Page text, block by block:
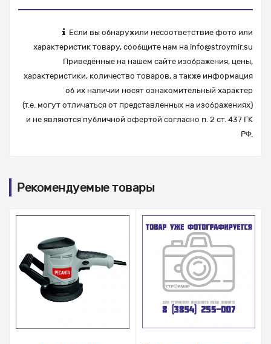
Если вы обнаружили несоответствие фото или
характеристик товару, сообщите нам на info@stroymir.su
Приведённые на нашем сайте изображения, цены,
характеристики, количество товаров, а также информация
об их наличии носят ознакомительный характер
(т.е. могут отличаться от представленных на изображениях)
и не являются публичной офертой согласно п. 2 ст. 437 ГК
РФ.
Рекомендуемые товары